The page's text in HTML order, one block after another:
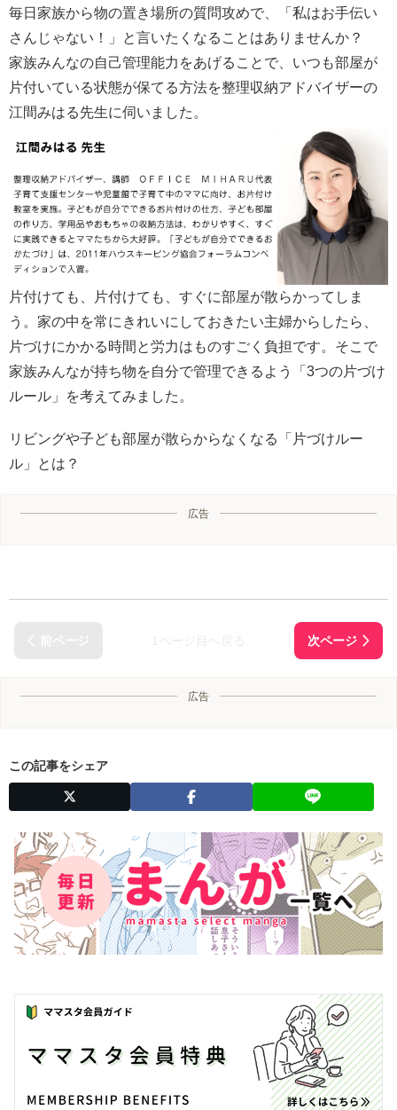
毎日家族から物の置き場所の質問攻めで、「私はお手伝い
さんじゃない！」と言いたくなることはありませんか？
家族みんなの自己管理能力をあげることで、いつも部屋が
片付いている状態が保てる方法を整理収納アドバイザーの
江間みはる先生に伺いました。
片付けても、片付けても、すぐに部屋が散らかってしま
う。家の中を常にきれいにしておきたい主婦からしたら、
片づけにかかる時間と労力はものすごく負担です。そこで
家族みんなが持ち物を自分で管理できるよう「3つの片づけ
ルール」を考えてみました。
リビングや子ども部屋が散らからなくなる「片づけルー
ル」とは？
広告
広告
この記事をシェア